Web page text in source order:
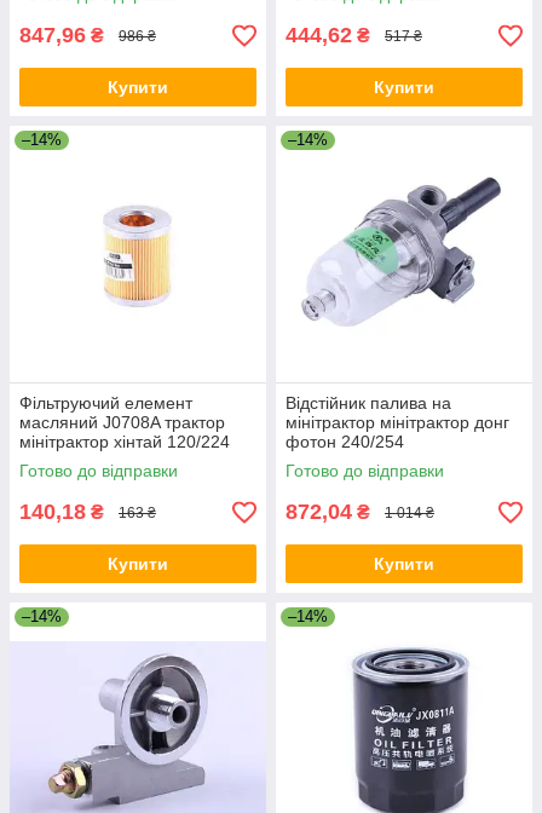
847,96 ₴ 986 ₴
Купити
444,62 ₴ 517 ₴
Купити
–14%
Фільтруючий елемент
масляний J0708A трактор
мінітрактор хінтай 120/224
Готово до відправки
140,18 ₴ 163 ₴
Купити
–14%
Відстійник палива на
мінітрактор мінітрактор донг
фотон 240/254
Готово до відправки
872,04 ₴ 1 014 ₴
Купити
–14% –14%